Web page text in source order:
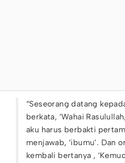
“Seseorang datang
berkata, ‘Wahai
aku harus berbakti
menjawab, ‘ibumu’. Dan
kembali bertanya ,